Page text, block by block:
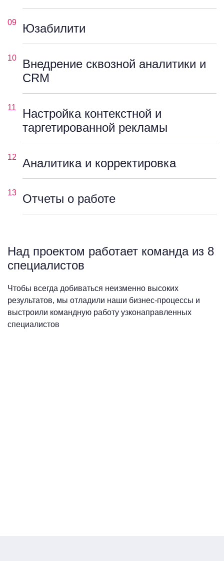
09 Юзабилити
10
Внедрение сквозной аналитики и
CRM
11
Настройка контекстной и
таргетированной рекламы
12 Аналитика и корректировка
13 Отчеты о работе
Над проектом работает команда из 8
специалистов
Чтобы всегда добиваться неизменно высоких
результатов, мы отладили наши бизнес-процессы и
выстроили командную работу узконаправленных
специалистов